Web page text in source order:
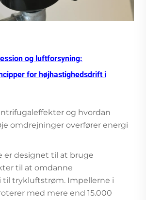
og luftforsyning:
for højhastighedsdrift i
og hvordan
omdrejninger overfører energi
er designet til at bruge
til at omdanne
til trykluftstrøm. Impellerne i
med mere end 15.000